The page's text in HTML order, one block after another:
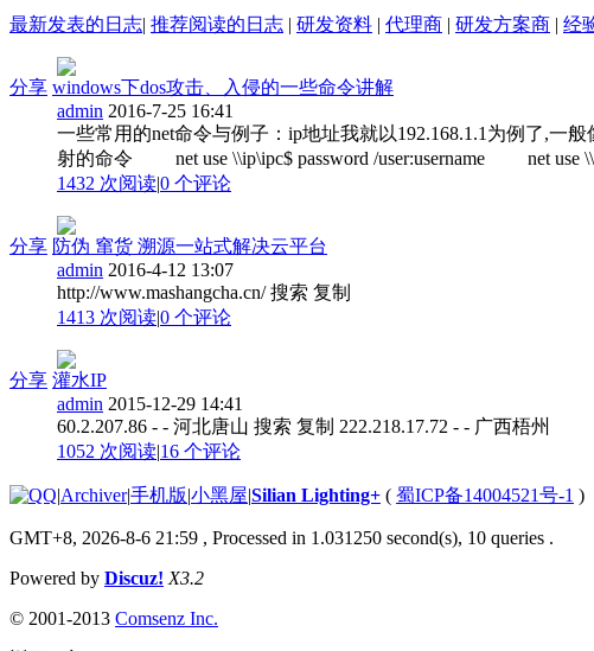
最新发表的日志| 推荐阅读的日志 | 研发资料 | 代理商 | 研发方案商 | 经
分享 windows下dos攻击、入侵的一些命令讲解
admin 2016-7-25 16:41
一些常用的net命令与例子：ip地址我就以192.168.1.1为例了,
射的命令 net use \\ip\ipc$ password /user:username net
1432 次阅读|0 个评论
分享 防伪 窜货 溯源一站式解决云平台
admin 2016-4-12 13:07
http://www.mashangcha.cn/ 搜索 复制
1413 次阅读|0 个评论
分享 灌水IP
admin 2015-12-29 14:41
60.2.207.86 - - 河北唐山 搜索 复制 222.218.17.72 - - 广西梧州
1052 次阅读|16 个评论
|Archiver|手机版|小黑屋|Silian Lighting+ ( 蜀ICP备14004521号-1 )
GMT+8, 2026-8-6 21:59 , Processed in 1.031250 second(s), 10 queries .
Powered by Discuz! X3.2
© 2001-2013 Comsenz Inc.